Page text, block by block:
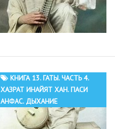
КНИГА 13. ГАТЫ. ЧАСТЬ 4.
ХАЗРАТ ИНАЙЯТ ХАН. ПАСИ
АНФАС. ДЫХАНИЕ